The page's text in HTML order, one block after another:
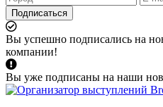
Подписаться
Вы успешно подписались на
компании!
Вы уже подписаны на наши